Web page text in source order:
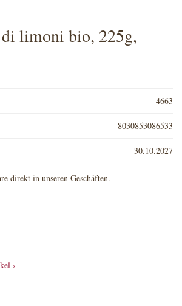
limoni bio, 225g,
4663
8030853086533
30.10.2027
direkt in unseren Geschäften.
›